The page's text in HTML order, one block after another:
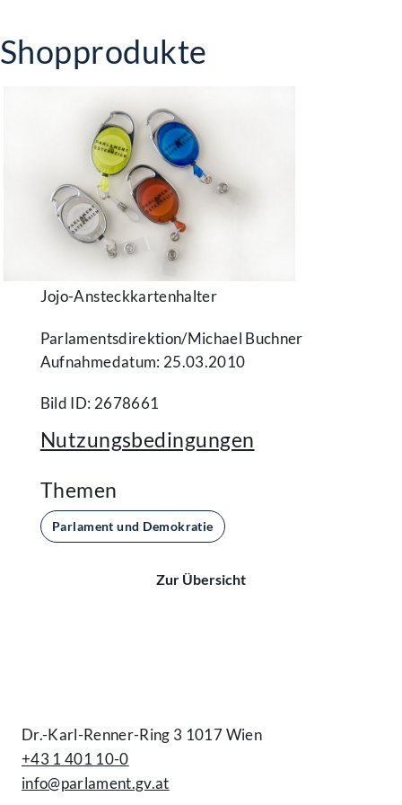
Shopprodukte
Jojo-Ansteckkartenhalter
Parlamentsdirektion/​Michael Buchner
Aufnahmedatum: 25.03.2010
Bild ID: 2678661
Nutzungsbedingungen
Themen
Parlament und Demokratie
Zur Übersicht
Dr.-Karl-Renner-Ring 3 1017 Wien
+43 1 401 10-0
info@parlament.gv.at